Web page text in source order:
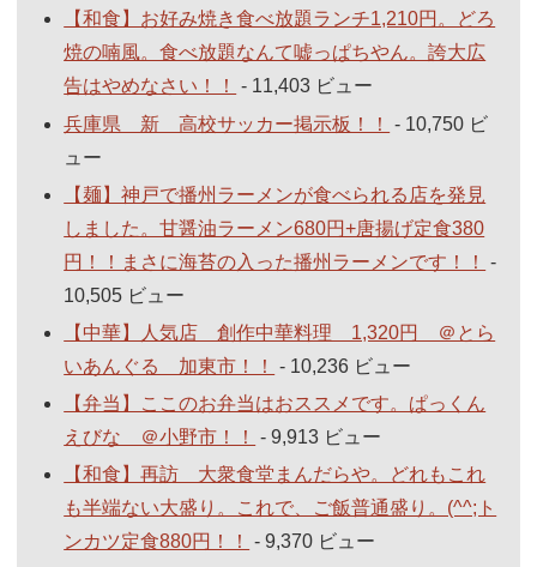
【和食】お好み焼き食べ放題ランチ1,210円。どろ
焼の喃風。食べ放題なんて嘘っぱちやん。誇大広
告はやめなさい！！
- 11,403 ビュー
兵庫県 新 高校サッカー掲示板！！
- 10,750 ビ
ュー
【麺】神戸で播州ラーメンが食べられる店を発見
しました。甘醤油ラーメン680円+唐揚げ定食380
円！！まさに海苔の入った播州ラーメンです！！
-
10,505 ビュー
【中華】人気店 創作中華料理 1,320円 ＠とら
いあんぐる 加東市！！
- 10,236 ビュー
【弁当】ここのお弁当はおススメです。ぱっくん
えびな ＠小野市！！
- 9,913 ビュー
【和食】再訪 大衆食堂まんだらや。どれもこれ
も半端ない大盛り。これで、ご飯普通盛り。(^^;ト
ンカツ定食880円！！
- 9,370 ビュー